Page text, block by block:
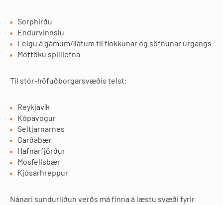
Sorphirðu
Endurvinnslu
Leigu á gámum/ílátum til flokkunar og söfnunar úrgangs
Móttöku spilliefna
Til stór-höfuðborgarsvæðis telst:
Reykjavík
Kópavogur
Seltjarnarnes
Garðabær
Hafnarfjörður
Mosfellsbær
Kjósarhreppur
Nánari sundurliðun verðs má finna á læstu svæði fyrir